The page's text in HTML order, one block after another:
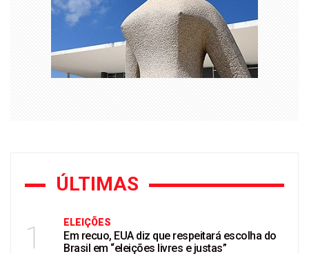
ÚLTIMAS
1 ELEIÇÕES
Em recuo, EUA diz que respeitará escolha do
Brasil em “eleições livres e justas”